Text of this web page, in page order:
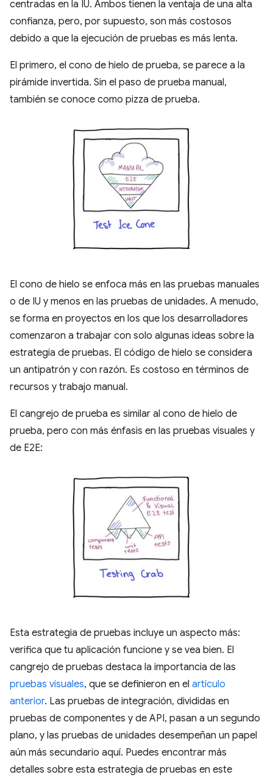
centradas en la IU. Ambos tienen la ventaja de una alta
confianza, pero, por supuesto, son más costosos
debido a que la ejecución de pruebas es más lenta.
El primero, el cono de hielo de prueba, se parece a la
pirámide invertida. Sin el paso de prueba manual,
también se conoce como pizza de prueba.
El cono de hielo se enfoca más en las pruebas manuales
o de IU y menos en las pruebas de unidades. A menudo,
se forma en proyectos en los que los desarrolladores
comenzaron a trabajar con solo algunas ideas sobre la
estrategia de pruebas. El código de hielo se considera
un antipatrón y con razón. Es costoso en términos de
recursos y trabajo manual.
El cangrejo de prueba es similar al cono de hielo de
prueba, pero con más énfasis en las pruebas visuales y
de E2E:
Esta estrategia de pruebas incluye un aspecto más:
verifica que tu aplicación funcione y se vea bien. El
cangrejo de pruebas destaca la importancia de las
pruebas visuales, que se definieron en el artículo
anterior. Las pruebas de integración, divididas en
pruebas de componentes y de API, pasan a un segundo
plano, y las pruebas de unidades desempeñan un papel
aún más secundario aquí. Puedes encontrar más
detalles sobre esta estrategia de pruebas en este